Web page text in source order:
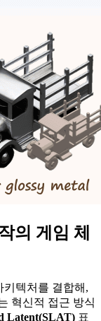
의 게임 체
텍처를 결합해,
혁신적 접근 방식
Latent(SLAT) 표